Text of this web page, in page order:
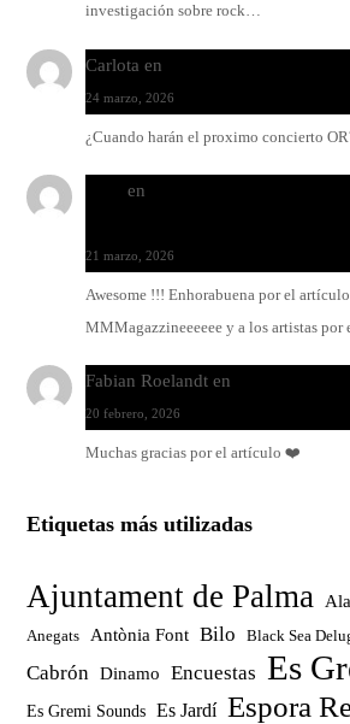
investigación sobre rock…
Carlota en
24 marzo, 2026
¿Cuando harán el proximo concierto
en
21 marzo, 2026
Awesome !!! Enhorabuena por el
MMMagazzineeeeee y a los artistas
Fabian Roelandt en
20 febrero, 2026
Muchas gracias por el artículo ❤️
Etiquetas más utilizadas
Ajuntament de Palma
Anegats Antònia Font Bilo Black Sea
Cabrón Dinamo Encuestas Es
Es Gremi Sounds Es Jardí Espora